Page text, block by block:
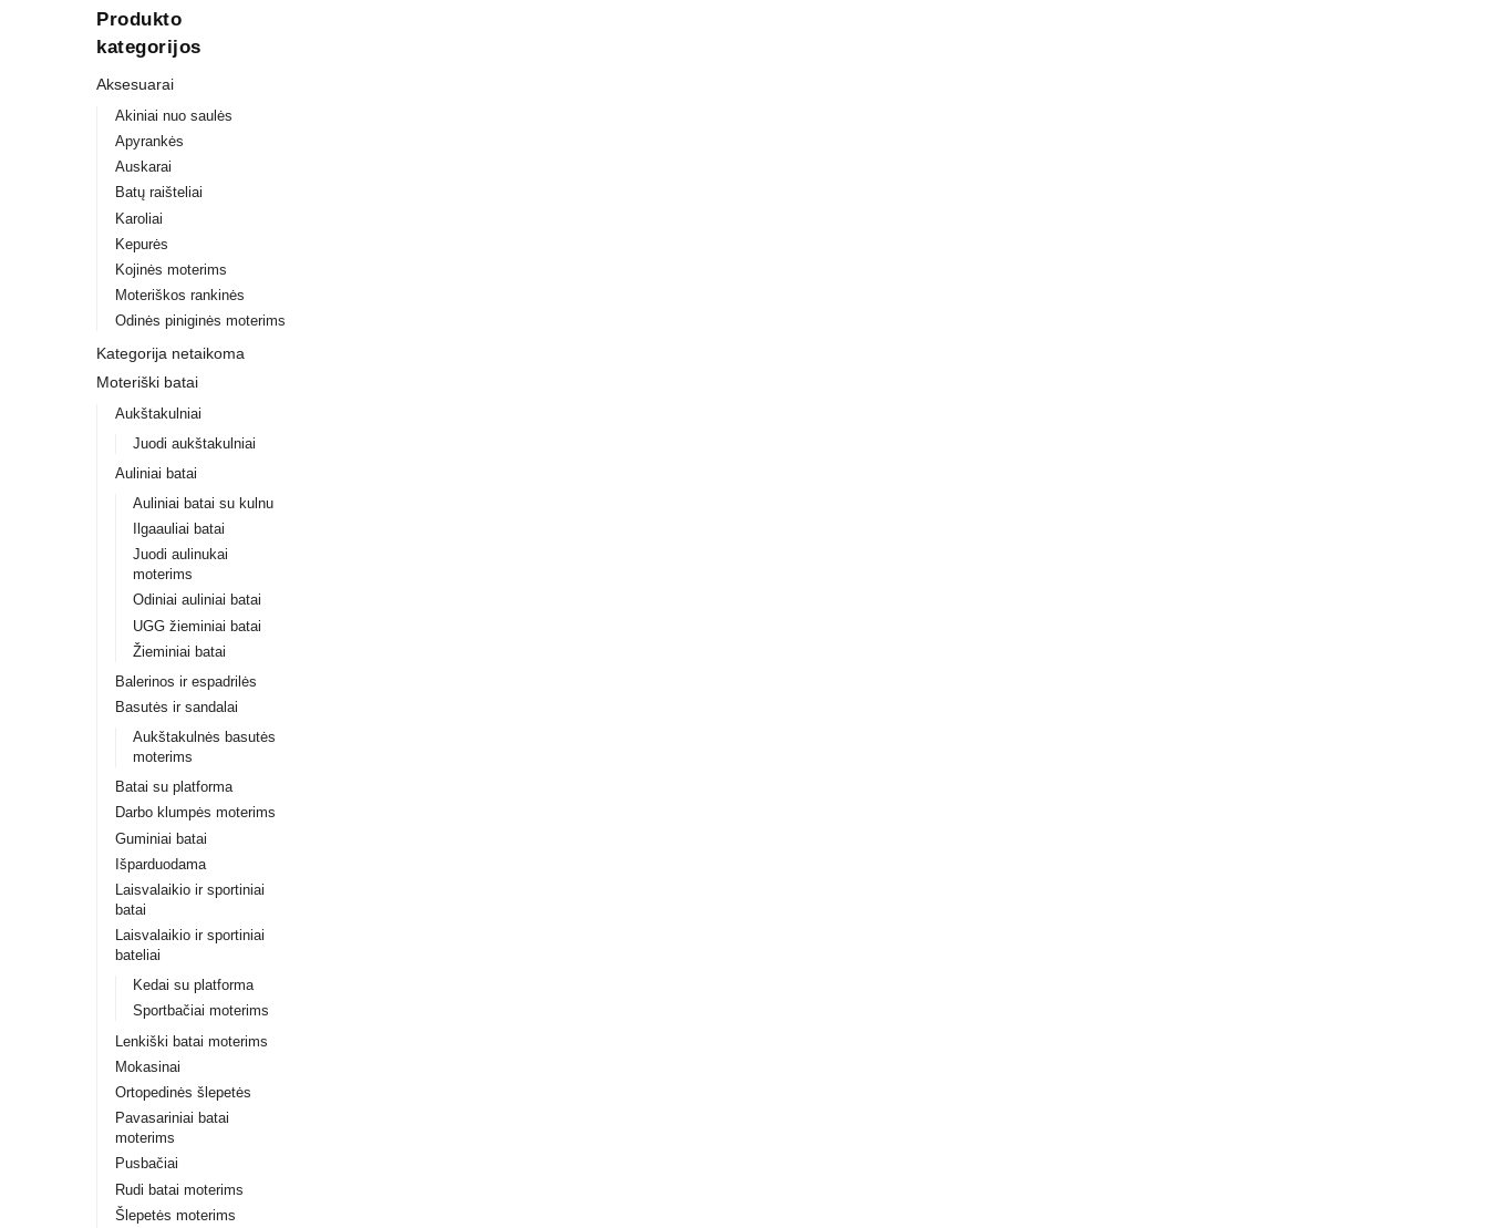
Produkto
kategorijos
Aksesuarai
Akiniai nuo saulės
Apyrankės
Auskarai
Batų raišteliai
Karoliai
Kepurės
Kojinės moterims
Moteriškos rankinės
Odinės piniginės moterims
Kategorija netaikoma
Moteriški batai
Aukštakulniai
Juodi aukštakulniai
Auliniai batai
Auliniai batai su kulnu
Ilgaauliai batai
Juodi aulinukai
moterims
Odiniai auliniai batai
UGG žieminiai batai
Žieminiai batai
Balerinos ir espadrilės
Basutės ir sandalai
Aukštakulnės basutės
moterims
Batai su platforma
Darbo klumpės moterims
Guminiai batai
Išparduodama
Laisvalaikio ir sportiniai
batai
Laisvalaikio ir sportiniai
bateliai
Kedai su platforma
Sportbačiai moterims
Lenkiški batai moterims
Mokasinai
Ortopedinės šlepetės
Pavasariniai batai
moterims
Pusbačiai
Rudi batai moterims
Šlepetės moterims